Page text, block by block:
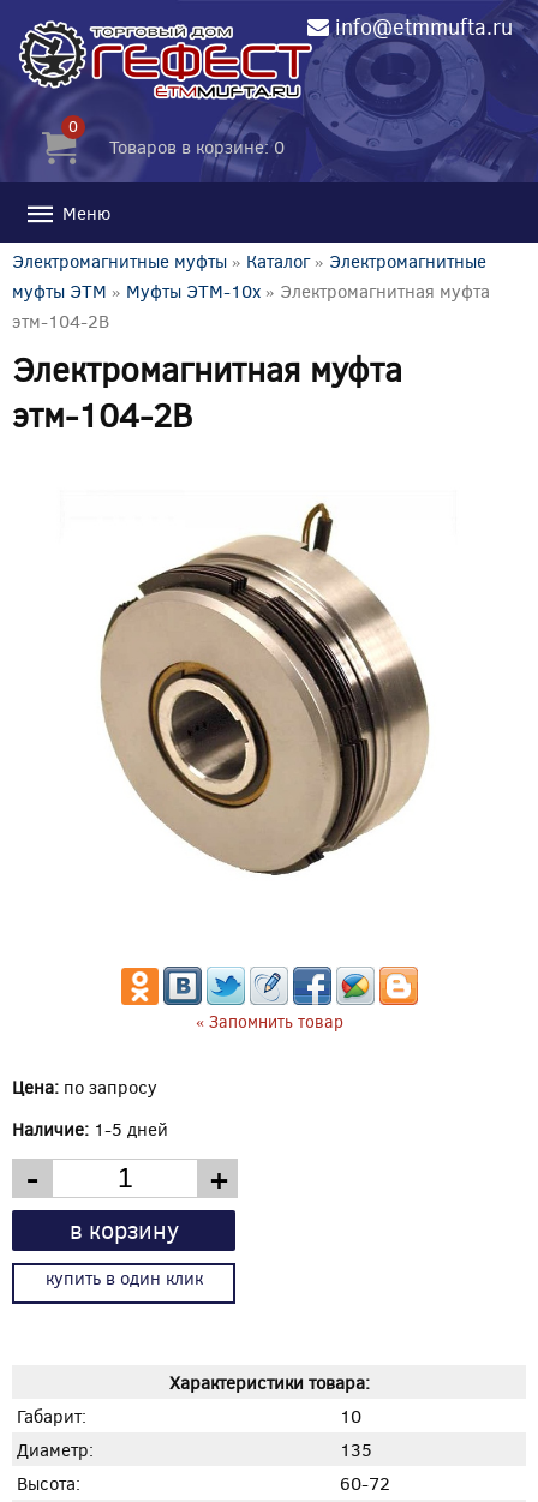
info@etmmufta.ru
0
Товаров в корзине: 0
Меню
Электромагнитные муфты » Каталог» Электромагнитные
муфты ЭТМ » Муфты ЭТМ-10x » Электромагнитная муфта
этм-104-2В
Электромагнитная муфта
этм-104-2В
« Запомнить товар
Цена: по запросу
Наличие: 1-5 дней
- +
в корзину
купить в один клик
Характеристики товара:
Габарит:
10
Диаметр:
135
Высота:
60-72